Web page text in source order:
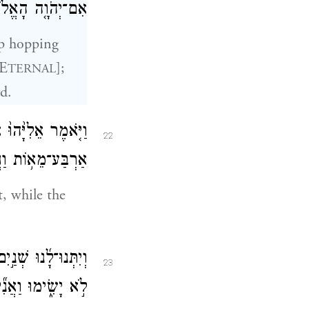
אִם־יְהֹוָ֤ה
hopping
TERNAL];
22
וַיֹּ֤אמֶר אֵלִיָּ֙הוּ֙
אַרְבַּע־מֵא֥וֹת
while the
23
וְיִתְּנוּ־לָ֜נוּ
לֹ֣א יָשִׂ֑ימוּ